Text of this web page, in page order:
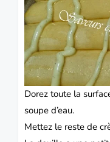
Dorez toute la
soupe d’eau.
Mettez le reste de